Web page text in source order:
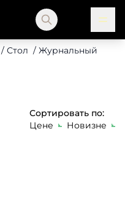
/ Стол / Журнальный
Сортировать по:
Цене
Новизне